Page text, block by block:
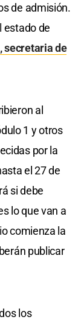
de admisión.
estado de
secretaria de
al
1 y otros
por la
el 27 de
si debe
lo que van a
comienza la
publicar
los